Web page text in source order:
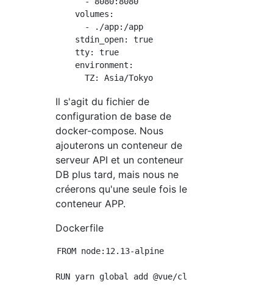
    volumes:
      - ./app:/app
    stdin_open: true
    tty: true
    environment:
Il s'agit du fichier de
configuration de base de
docker-compose. Nous
ajouterons un conteneur de
serveur API et un conteneur
DB plus tard, mais nous ne
créerons qu'une seule fois le
conteneur APP.
Dockerfile
FROM node:12.13-alpine
RUN yarn global add @vue/cli